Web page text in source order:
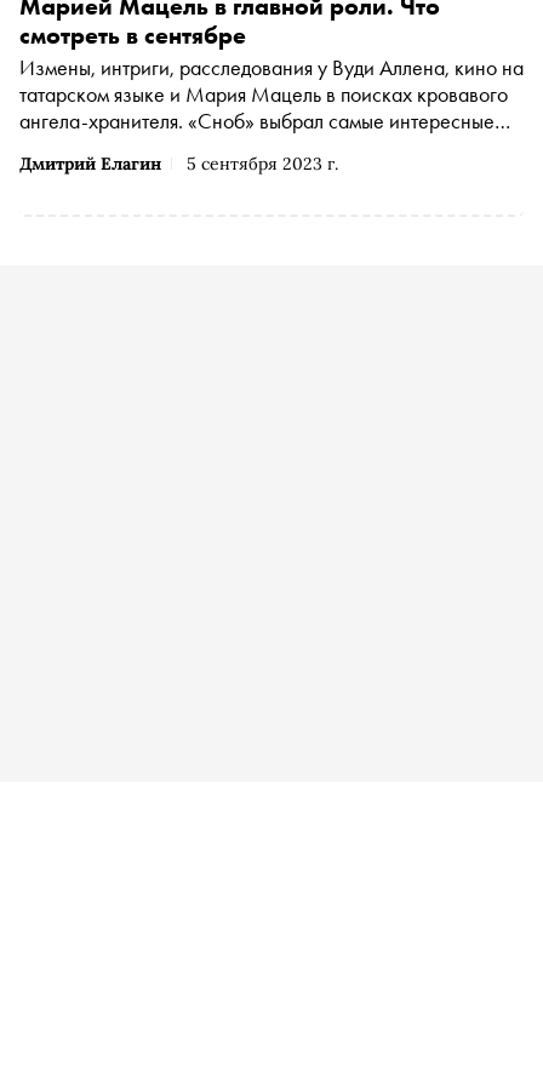
Дмитрий Елагин 5 сентября 2023 г.
Марией Мацель в главной роли. Что
смотреть в сентябре
Измены, интриги, расследования у Вуди Аллена, кино на
татарском языке и Мария Мацель в поисках кровавого
ангела-хранителя. «Сноб» выбрал самые интересные